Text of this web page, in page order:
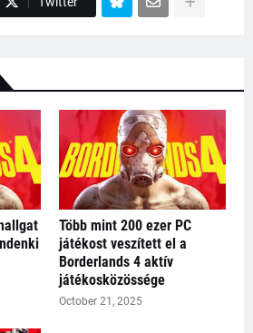
Több mint 200 ezer PC
játékost veszített el a
Borderlands 4 aktív
játékosközössége
October 21, 2025